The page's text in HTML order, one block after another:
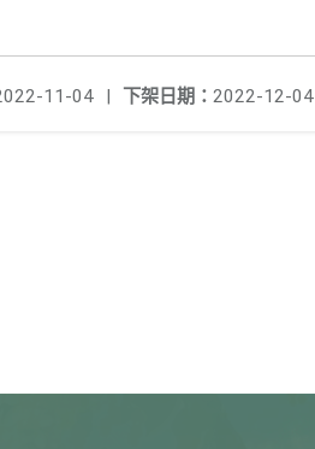
下架日期： 2022-12-04
11-04 |